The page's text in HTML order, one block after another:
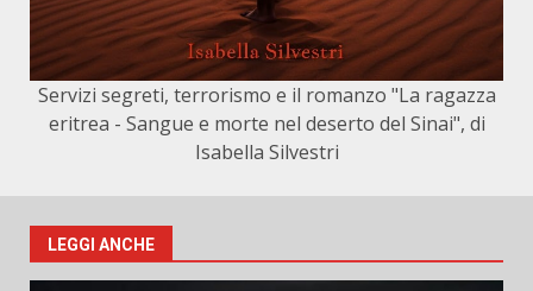
Servizi segreti, terrorismo e il romanzo "La ragazza
eritrea - Sangue e morte nel deserto del Sinai", di
Isabella Silvestri
LEGGI ANCHE